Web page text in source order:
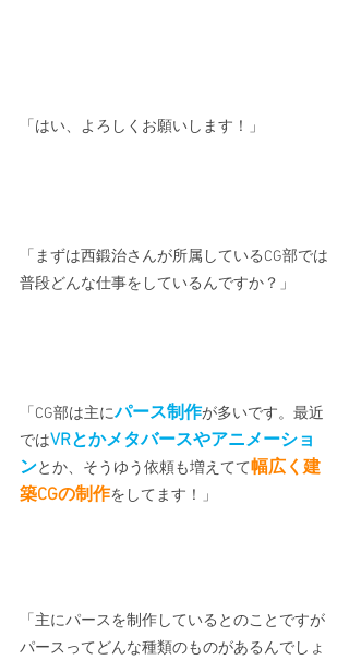
「はい、よろしくお願いします！」
「まずは西鍛治さんが所属しているCG部では
普段どんな仕事をしているんですか？」
「CG部は主にパース制作が多いです。最近
ではVRとかメタバースやアニメーショ
ンとか、そうゆう依頼も増えてて幅広く建
築CGの制作をしてます！」
「主にパースを制作しているとのことですが
パースってどんな種類のものがあるんでしょ